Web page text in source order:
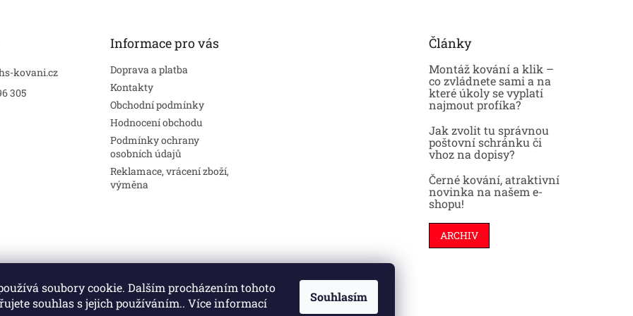
soubory cookie. Dalším procházením tohoto
souhlas s jejich používáním.. Více informací
Souhlasím
kovani.cz
305
Informace pro vás
Doprava a platba
Kontakty
Obchodní podmínky
Hodnocení obchodu
Podmínky ochrany
osobních údajů
Reklamace, vrácení zboží,
výměna
Články
Montáž kování a klik –
co zvládnete sami a na
které úkoly se vyplatí
najmout profíka?
Jak zvolit tu správnou
poštovní schránku či
vhoz na dopisy?
Černé kování, atraktivní
novinka na našem e-
shopu!
ARCHIV
Stavební pouzdra Interiéry Dveře